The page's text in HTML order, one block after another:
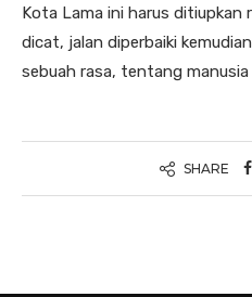
Kota Lama ini harus
dicat, jalan diperbaiki
sebuah rasa, tentang manusia
SHARE